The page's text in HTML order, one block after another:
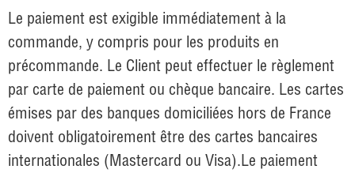
Le paiement est exigible immédiatement à la
commande, y compris pour les produits en
précommande. Le Client peut effectuer le règlement
par carte de paiement ou chèque bancaire. Les cartes
émises par des banques domiciliées hors de France
doivent obligatoirement être des cartes bancaires
internationales (Mastercard ou Visa).Le paiement